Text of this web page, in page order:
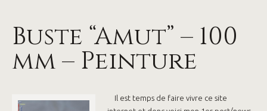
Buste “Amut” – 100
mm – Peinture
Il est temps de faire vivre ce site